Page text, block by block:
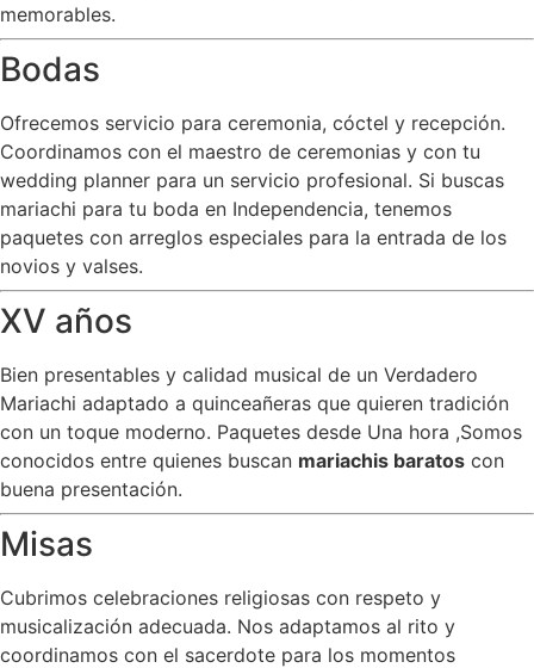
memorables.
Bodas
Ofrecemos servicio para ceremonia, cóctel y recepción.
Coordinamos con el maestro de ceremonias y con tu
wedding planner para un servicio profesional. Si buscas
mariachi para tu boda en Independencia, tenemos
paquetes con arreglos especiales para la entrada de los
novios y valses.
XV años
Bien presentables y calidad musical de un Verdadero
Mariachi adaptado a quinceañeras que quieren tradición
con un toque moderno. Paquetes desde Una hora ,Somos
conocidos entre quienes buscan mariachis baratos con
buena presentación.
Misas
Cubrimos celebraciones religiosas con respeto y
musicalización adecuada. Nos adaptamos al rito y
coordinamos con el sacerdote para los momentos